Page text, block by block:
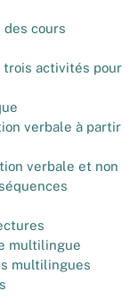
des cours
trois activités pour
verbale à partir
verbale et non
multilingue
multilingues